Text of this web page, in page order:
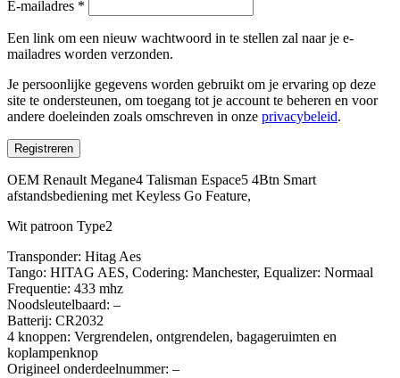
E-mailadres *
Een link om een nieuw wachtwoord in te stellen zal naar je e-
mailadres worden verzonden.
Je persoonlijke gegevens worden gebruikt om je ervaring op deze
site te ondersteunen, om toegang tot je account te beheren en voor
andere doeleinden zoals omschreven in onze privacybeleid.
Registreren
OEM Renault Megane4 Talisman Espace5 4Btn Smart
afstandsbediening met Keyless Go Feature,
Wit patroon Type2
Transponder: Hitag Aes
Tango: HITAG AES, Codering: Manchester, Equalizer: Normaal
Frequentie: 433 mhz
Noodsleutelbaard: –
Batterij: CR2032
4 knoppen: Vergrendelen, ontgrendelen, bagageruimten en
koplampenknop
Origineel onderdeelnummer: –